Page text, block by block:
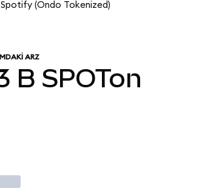
Spotify (Ondo Tokenized)
ARZ
B SPOTon